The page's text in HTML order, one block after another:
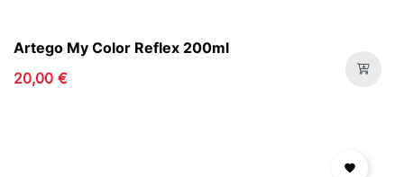
Artego My Color Reflex 200ml
20,00 €
